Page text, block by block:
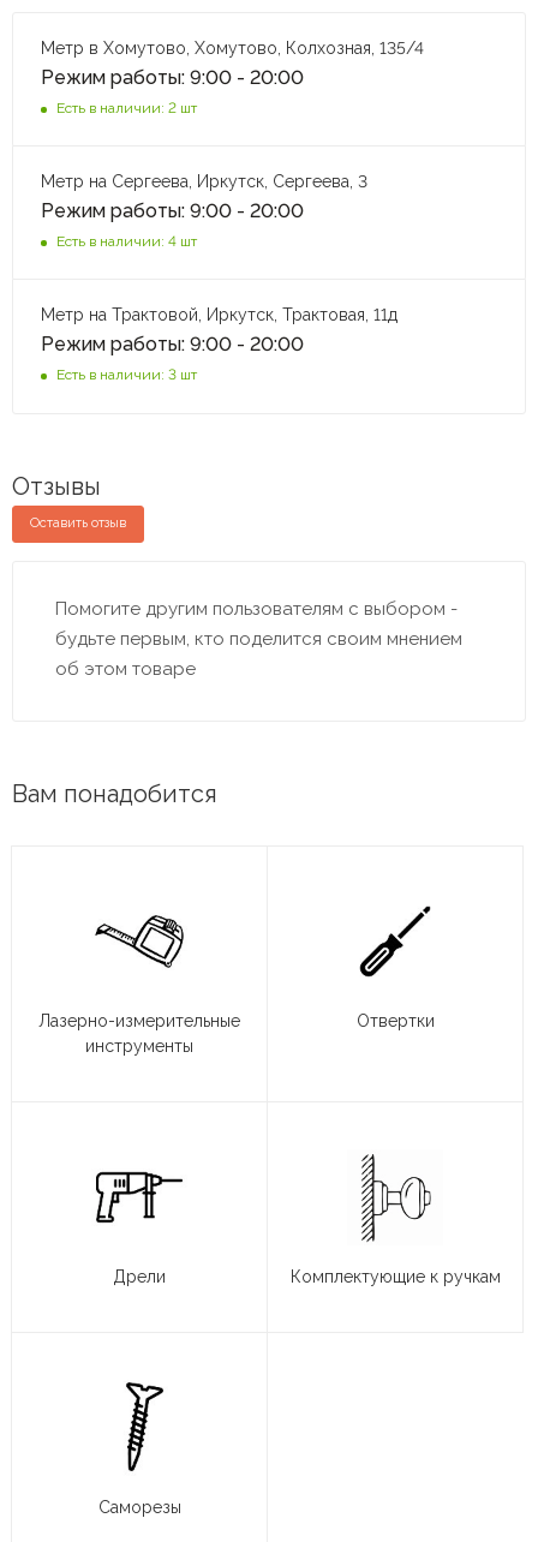
Метр в Хомутово, Хомутово, Колхозная, 135/4
Режим работы: 9:00 - 20:00
Есть в наличии: 2 шт
Метр на Сергеева, Иркутск, Сергеева, 3
Режим работы: 9:00 - 20:00
Есть в наличии: 4 шт
Метр на Трактовой, Иркутск, Трактовая, 11д
Режим работы: 9:00 - 20:00
Есть в наличии: 3 шт
Отзывы
Оставить отзыв
Помогите другим пользователям с выбором -
будьте первым, кто поделится своим мнением
об этом товаре
Вам понадобится
Лазерно-измерительные
инструменты
Отвертки
Дрели Комплектующие к ручкам
Саморезы